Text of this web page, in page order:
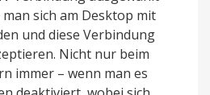
sich am Desktop mit
und diese Verbindung
Nicht nur beim
immer – wenn man es